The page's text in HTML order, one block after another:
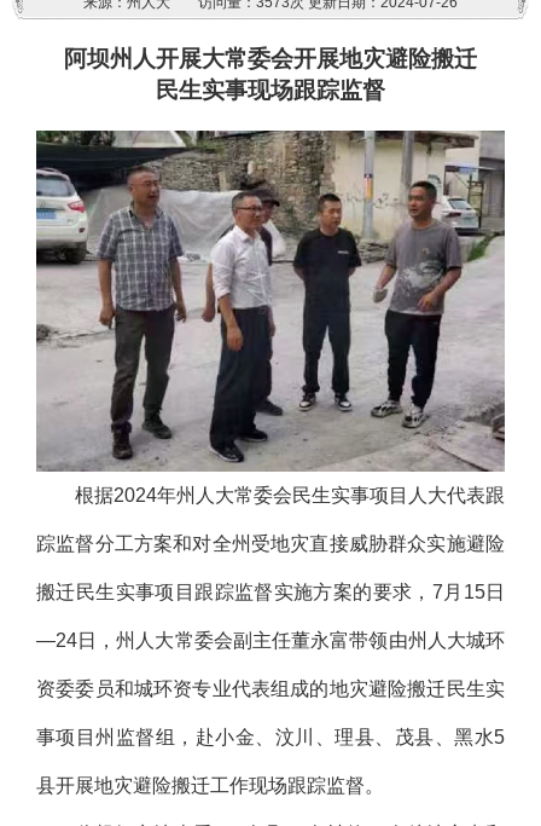
阿坝州人开展大常委会开展地灾避险搬迁
民生实事现场跟踪监督
根据2024年州人大常委会民生实事项目人大代表跟
踪监督分工方案和对全州受地灾直接威胁群众实施避险
搬迁民生实事项目跟踪监督实施方案的要求，7月15日
—24日，州人大常委会副主任董永富带领由州人大城环
资委委员和城环资专业代表组成的地灾避险搬迁民生实
事项目州监督组，赴小金、汶川、理县、茂县、黑水5
县开展地灾避险搬迁工作现场跟踪监督。